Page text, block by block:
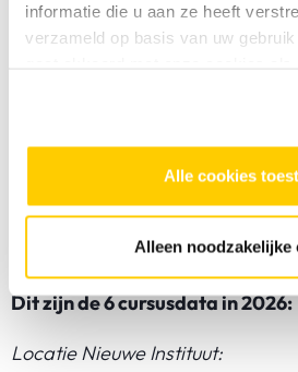
informatie die u aan ze heeft
verzameld op basis van uw
Alle cookies
Alleen noodzakelijke
De lezingen maken deel uit
, museum voor
digitale cultuur? Dan krijg
exclusieve rondleiding door
Goed om te weten
Dit zijn de 6 cursusdata in 2026:
Locatie Nieuwe Instituut: